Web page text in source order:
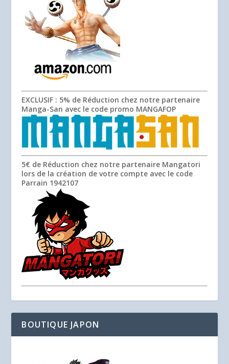
EXCLUSIF : 5% de Réduction chez notre partenaire
Manga-San avec le code promo MANGAFOP
5€ de Réduction chez notre partenaire Mangatori
lors de la création de votre compte avec le code
Parrain 1942107
BOUTIQUE JAPON